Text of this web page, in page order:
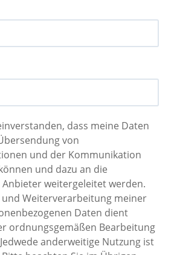
dass meine Daten
von
und der Kommunikation
und dazu an die
weitergeleitet werden.
meiner
Daten dient
Bearbeitung
anderweitige Nutzung ist